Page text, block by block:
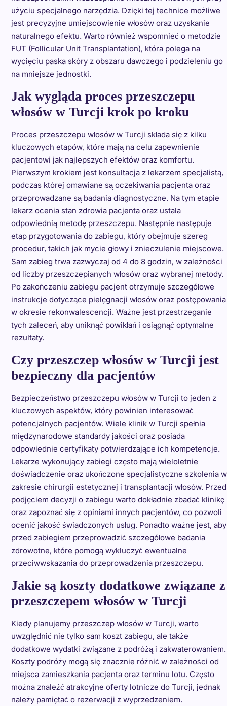
użyciu specjalnego narzędzia. Dzięki tej technice możliwe
jest precyzyjne umiejscowienie włosów oraz uzyskanie
naturalnego efektu. Warto również wspomnieć o metodzie
FUT (Follicular Unit Transplantation), która polega na
wycięciu paska skóry z obszaru dawczego i podzieleniu go
na mniejsze jednostki.
Jak wygląda proces przeszczepu
włosów w Turcji krok po kroku
Proces przeszczepu włosów w Turcji składa się z kilku
kluczowych etapów, które mają na celu zapewnienie
pacjentowi jak najlepszych efektów oraz komfortu.
Pierwszym krokiem jest konsultacja z lekarzem specjalistą,
podczas której omawiane są oczekiwania pacjenta oraz
przeprowadzane są badania diagnostyczne. Na tym etapie
lekarz ocenia stan zdrowia pacjenta oraz ustala
odpowiednią metodę przeszczepu. Następnie następuje
etap przygotowania do zabiegu, który obejmuje szereg
procedur, takich jak mycie głowy i znieczulenie miejscowe.
Sam zabieg trwa zazwyczaj od 4 do 8 godzin, w zależności
od liczby przeszczepianych włosów oraz wybranej metody.
Po zakończeniu zabiegu pacjent otrzymuje szczegółowe
instrukcje dotyczące pielęgnacji włosów oraz postępowania
w okresie rekonwalescencji. Ważne jest przestrzeganie
tych zaleceń, aby uniknąć powikłań i osiągnąć optymalne
rezultaty.
Czy przeszczep włosów w Turcji jest
bezpieczny dla pacjentów
Bezpieczeństwo przeszczepu włosów w Turcji to jeden z
kluczowych aspektów, który powinien interesować
potencjalnych pacjentów. Wiele klinik w Turcji spełnia
międzynarodowe standardy jakości oraz posiada
odpowiednie certyfikaty potwierdzające ich kompetencje.
Lekarze wykonujący zabiegi często mają wieloletnie
doświadczenie oraz ukończone specjalistyczne szkolenia w
zakresie chirurgii estetycznej i transplantacji włosów. Przed
podjęciem decyzji o zabiegu warto dokładnie zbadać klinikę
oraz zapoznać się z opiniami innych pacjentów, co pozwoli
ocenić jakość świadczonych usług. Ponadto ważne jest, aby
przed zabiegiem przeprowadzić szczegółowe badania
zdrowotne, które pomogą wykluczyć ewentualne
przeciwwskazania do przeprowadzenia przeszczepu.
Jakie są koszty dodatkowe związane z
przeszczepem włosów w Turcji
Kiedy planujemy przeszczep włosów w Turcji, warto
uwzględnić nie tylko sam koszt zabiegu, ale także
dodatkowe wydatki związane z podróżą i zakwaterowaniem.
Koszty podróży mogą się znacznie różnić w zależności od
miejsca zamieszkania pacjenta oraz terminu lotu. Często
można znaleźć atrakcyjne oferty lotnicze do Turcji, jednak
należy pamiętać o rezerwacji z wyprzedzeniem.